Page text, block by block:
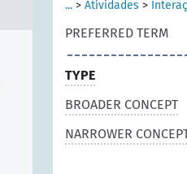
... > Atividades >
PREFERRED TERM
TYPE
BROADER CONCEPT
NARROWER